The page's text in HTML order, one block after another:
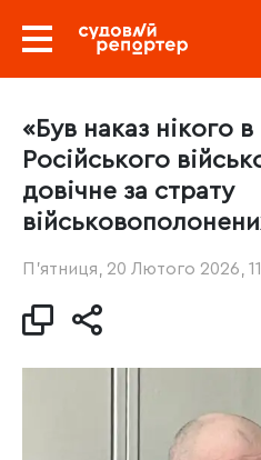
«Був наказ нікого
Російського
довічне за страту
П’ятниця, 20 Лютого 2026,